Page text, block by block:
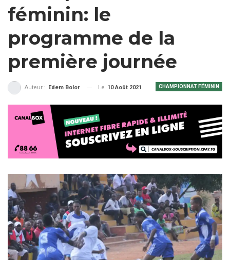
féminin: le
programme de la
première journée
CHAMPIONNAT FÉMININ
Auteur : Edem Bolor Le 10 Août 2021